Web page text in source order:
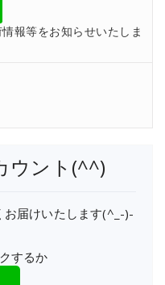
報等をお知らせいたしま
ウント(^^)
届けいたします(^_-)-
するか